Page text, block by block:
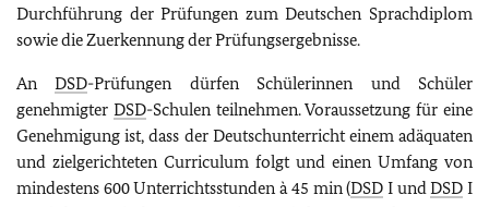
Durchführung der Prüfungen zum Deutschen Sprachdiplom
sowie die Zuerkennung der Prüfungsergebnisse.
AnDSD-Prüfungen dürfen Schülerinnen und Schüler
genehmigter DSD-Schulen teilnehmen. Voraussetzung für eine
Genehmigung ist, dass der Deutschunterricht einem adäquaten
und zielgerichteten Curriculum folgt und einen Umfang von
mindestens 600 Unterrichtsstunden à 45 min (DSD I undDSD I